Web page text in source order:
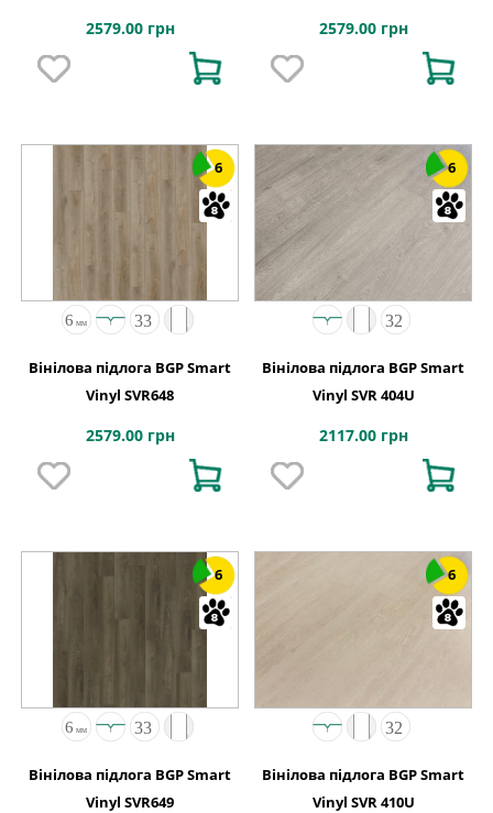
2579.00 грн 2579.00 грн
6
Вінілова підлога BGP Smart
Vinyl SVR648
2579.00 грн
6
Вінілова підлога BGP Smart
Vinyl SVR 404U
2117.00 грн
6
Вінілова підлога BGP Smart
Vinyl SVR649
6
Вінілова підлога BGP Smart
Vinyl SVR 410U